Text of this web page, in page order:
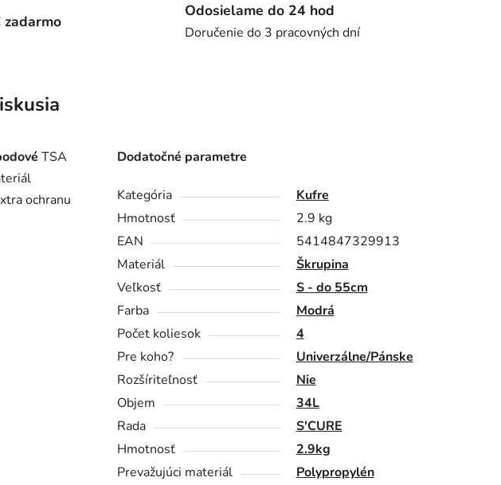
Odosielame do 24 hod
Doručenie do 3 pracovných dní
TSA
ochranu
Dodatočné parametre
Kategória
Kufre
Hmotnosť
2.9 kg
EAN
5414847329913
Materiál
Škrupina
Veľkosť
S - do 55cm
Farba
Modrá
Počet koliesok
4
Pre koho?
Univerzálne/Pánske
Rozšíriteľnosť
Nie
Objem
34L
Rada
S'CURE
Hmotnosť
2.9kg
Prevažujúci materiál
Polypropylén